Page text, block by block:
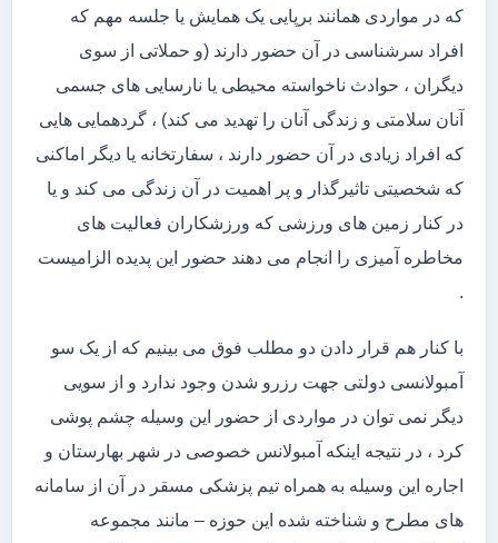
که در مواردی همانند برپایی یک همایش یا جلسه مهم که
افراد سرشناسی در آن حضور دارند (و حملاتی از سوی
دیگران ، حوادث ناخواسته محیطی یا نارسایی های جسمی
آنان سلامتی و زندگی آنان را تهدید می کند) ، گردهمایی هایی
که افراد زیادی در آن حضور دارند ، سفارتخانه یا دیگر اماکنی
که شخصیتی تاثیرگذار و پر اهمیت در آن زندگی می کند و یا
در کنار زمین های ورزشی که ورزشکاران فعالیت های
مخاطره آمیزی را انجام می دهند حضور این پدیده الزامیست
.
با کنار هم قرار دادن دو مطلب فوق می بینیم که از یک سو
آمبولانسی دولتی جهت رزرو شدن وجود ندارد و از سویی
دیگر نمی توان در مواردی از حضور این وسیله چشم پوشی
کرد ، در نتیجه اینکه آمبولانس خصوصی در شهر بهارستان و
اجاره این وسیله به همراه تیم پزشکی مسقر در آن از سامانه
های مطرح و شناخته شده این حوزه – مانند مجموعه